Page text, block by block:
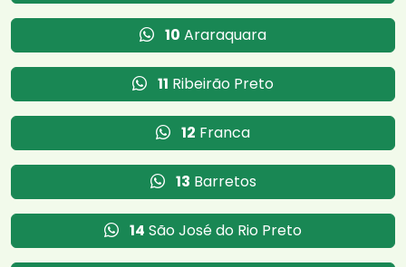
10 Araraquara
11 Ribeirão Preto
12 Franca
13 Barretos
14 São José do Rio Preto